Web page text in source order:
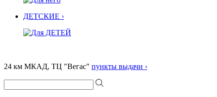
ДЕТСКИЕ ›
24 км МКАД, ТЦ "Вегас" пункты выдачи ›